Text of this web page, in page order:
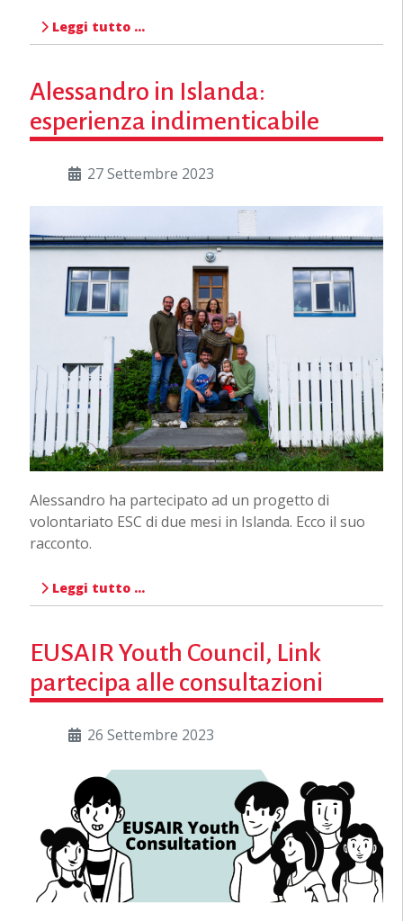
Leggi tutto …
Alessandro in Islanda:
esperienza indimenticabile
27 Settembre 2023
Alessandro ha partecipato ad un progetto di
volontariato ESC di due mesi in Islanda. Ecco il suo
racconto.
Leggi tutto …
EUSAIR Youth Council, Link
partecipa alle consultazioni
26 Settembre 2023